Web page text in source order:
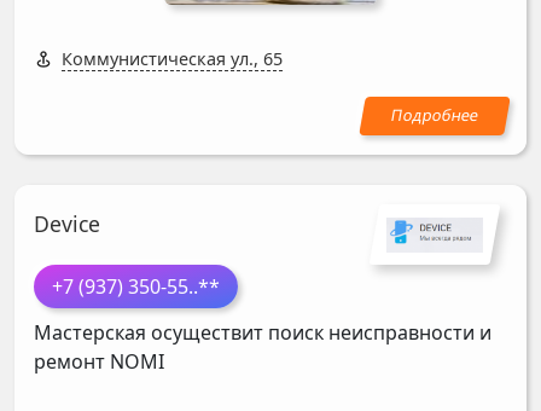
Коммунистическая ул., 65
Device
+7 (937) 350-55..**
Мастерская осуществит поиск неисправности и
ремонт NOMI